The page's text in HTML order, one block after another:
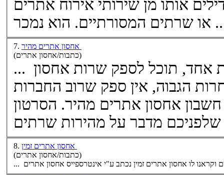
אותו מן שירותי אירוח אתרים
או שרתים נמכר ...
7.
(כתבות/אחסון אתרים)
... המעמיסה יותר אתרים על שרת אחד, תוכל לספק שרות אחסון
אתרים זול יותר. עקב התחרות הגבוה, אין ספק שרוב החברות
מעדיפות אחסון אתרים זול על חשבון אחסון אתרים מהיר. הסרטון
שלפניכם מדבר על מהירות
שרתים
8.
(כתבות/אחסון אתרים)